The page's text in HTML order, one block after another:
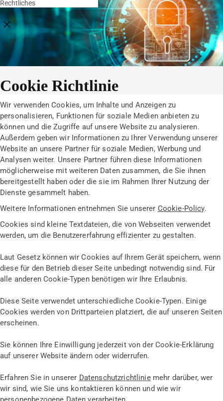
Breadcrumbs schließen
Rechtliches
Cookie Richtlinie
Wir verwenden Cookies, um Inhalte und Anzeigen zu
personalisieren, Funktionen für soziale Medien anbieten zu
können und die Zugriffe auf unsere Website zu analysieren.
Außerdem geben wir Informationen zu Ihrer Verwendung unserer
Website an unsere Partner für soziale Medien, Werbung und
Analysen weiter. Unsere Partner führen diese Informationen
möglicherweise mit weiteren Daten zusammen, die Sie ihnen
bereitgestellt haben oder die sie im Rahmen Ihrer Nutzung der
Dienste gesammelt haben.
Weitere Informationen entnehmen Sie unserer Cookie-Policy.
Cookies sind kleine Textdateien, die von Webseiten verwendet
werden, um die Benutzererfahrung effizienter zu gestalten.
Laut Gesetz können wir Cookies auf Ihrem Gerät speichern, wenn
diese für den Betrieb dieser Seite unbedingt notwendig sind. Für
alle anderen Cookie-Typen benötigen wir Ihre Erlaubnis.
Diese Seite verwendet unterschiedliche Cookie-Typen. Einige
Cookies werden von Drittparteien platziert, die auf unseren Seiten
erscheinen.
Sie können Ihre Einwilligung jederzeit von der Cookie-Erklärung
auf unserer Website ändern oder widerrufen.
Erfahren Sie in unserer Datenschutzrichtliniemehr darüber, wer
wir sind, wie Sie uns kontaktieren können und wie wir